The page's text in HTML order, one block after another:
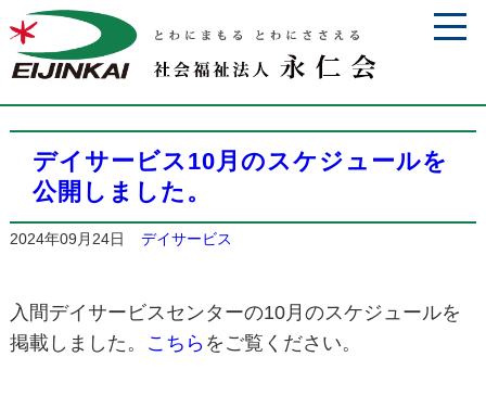
デイサービス10月のスケジュールを
公開しました。
2024年09月24日 デイサービス
入間デイサービスセンターの10月のスケジュールを
掲載しました。
こちら をご覧ください。